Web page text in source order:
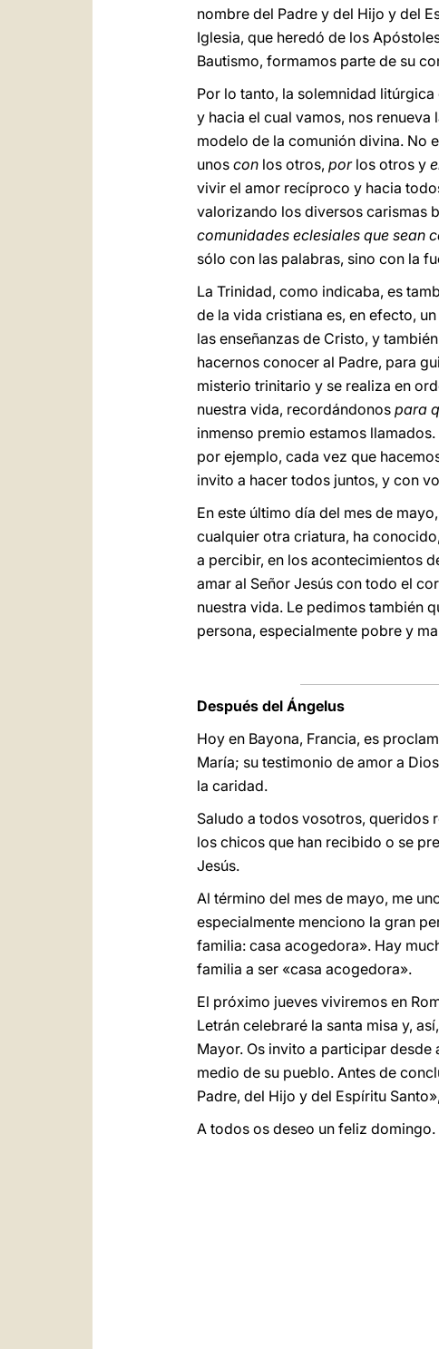
nombre del Padre y del Hijo y del
Iglesia, que heredó de los
Bautismo, formamos parte de su
Por lo tanto, la solemnidad
y hacia el cual vamos, nos
modelo de la comunión divina. No
unos con los otros, porlos otros y
vivir el amor recíproco y hacia
valorizando los diversos carismas
comunidades eclesiales que sean
sólo con las palabras, sino con la
La Trinidad, como indicaba, es
de la vida cristiana es, en efecto,
las enseñanzas de Cristo, y
hacernos conocer al Padre, para
misterio trinitario y se realiza en
nuestra vida, recordándonos para
inmenso premio estamos
por ejemplo, cada vez que
invito a hacer todos juntos, y con
En este último día del mes de
cualquier otra criatura, ha
a percibir, en los acontecimientos
amar al Señor Jesús con todo el
nuestra vida. Le pedimos también
persona, especialmente pobre y
Después del Ángelus
Hoy en Bayona, Francia, es
María; su testimonio de amor a
la caridad.
Saludo a todos vosotros, queridos
los chicos que han recibido o se
Jesús.
Al término del mes de mayo, me
especialmente menciono la gran
familia: casa acogedora». Hay
familia a ser «casa acogedora».
El próximo jueves viviremos en
Letrán celebraré la santa misa y,
Mayor. Os invito a participar desde
medio de su pueblo. Antes de
Padre, del Hijo y del Espíritu
A todos os deseo un feliz